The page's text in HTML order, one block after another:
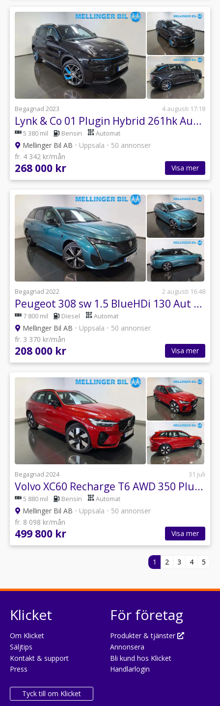
Begagnad 2023 4 augusti 17:18
Lynk & Co 01 Plugin Hybrid 261hk Aut Drag|Panorama
5 380 mil Bensin Automat
Mellinger Bil AB • Uppsala • 50 annonser
fr. 4 342 kr/mån
268 000 kr Visa mer
Begagnad 2022 2 augusti 16:48
Peugeot 308 sw 1.5 BlueHDi 130 Aut GT Pack Navi|Drag
7 800 mil Diesel Automat
Mellinger Bil AB • Uppsala • 50 annonser
fr. 3 370 kr/mån
208 000 kr Visa mer
Begagnad 2024 31 juli
Volvo XC60 Recharge T6 AWD 350 Plus Dark Edition
5 880 mil Bensin Automat
Mellinger Bil AB • Uppsala • 50 annonser
fr. 8 098 kr/mån
499 800 kr Visa mer
1 2 3 4 5
Klicket
Om Klicket
Säljtips
Kontakt & support
Press
Tyck till om Klicket
För företag
Produkter & tjänster
Annonsera
Bli kund hos Klicket
Handlarlogin